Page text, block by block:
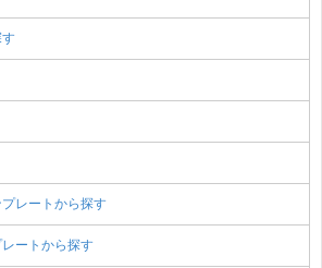
す
レートから探す
ートから探す